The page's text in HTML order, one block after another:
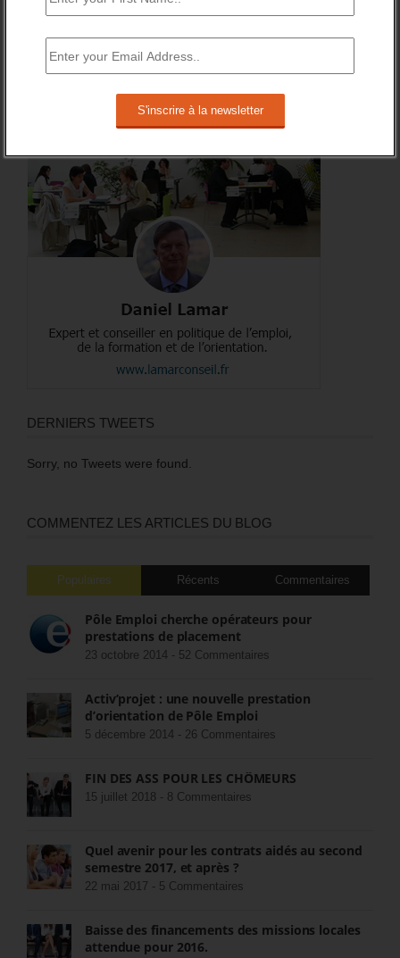
Souscrire Followers
A PROPOS DE L’AUTEUR
DERNIERS TWEETS
Sorry, no Tweets were found.
COMMENTEZ LES ARTICLES DU BLOG
Populaires Récents Commentaires
Pôle Emploi cherche opérateurs pour
prestations de placement
23 octobre 2014 - 52 Commentaires
Activ’projet : une nouvelle prestation
d’orientation de Pôle Emploi
5 décembre 2014 - 26 Commentaires
FIN DES ASS POUR LES CHÔMEURS
15 juillet 2018 - 8 Commentaires
Quel avenir pour les contrats aidés au second
semestre 2017, et après ?
22 mai 2017 - 5 Commentaires
Baisse des financements des missions locales
attendue pour 2016.